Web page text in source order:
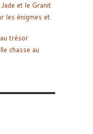
et le Granit
les énigmes et
trésor
chasse au